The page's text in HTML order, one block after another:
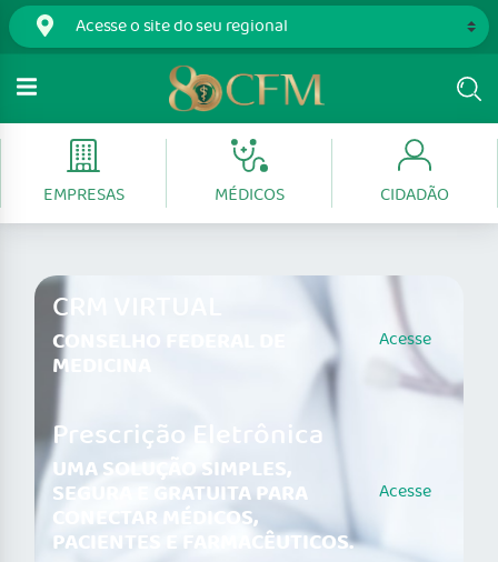
EMPRESAS MÉDICOS CIDADÃO
CRM VIRTUAL
CONSELHO FEDERAL DE
MEDICINA
Acesse
Prescrição Eletrônica
UMA SOLUÇÃO SIMPLES,
SEGURA E GRATUITA PARA
CONECTAR MÉDICOS,
PACIENTES E FARMACÊUTICOS.
Acesse